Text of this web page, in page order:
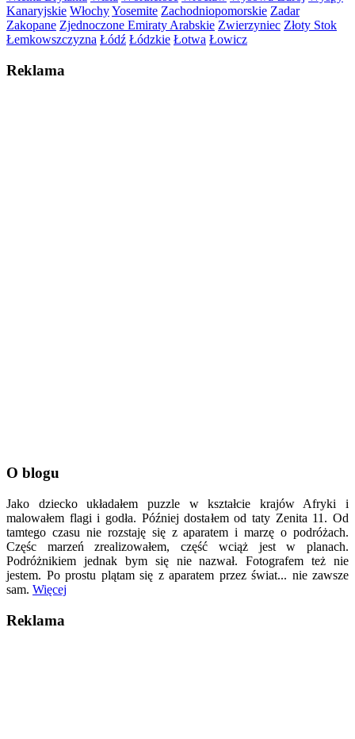
Kanaryjskie WłochyYosemite Zachodniopomorskie Zadar
Zakopane Zjednoczone Emiraty Arabskie Zwierzyniec Złoty Stok
Łemkowszczyzna Łódź Łódzkie Łotwa Łowicz
Reklama
O blogu
Jako dziecko układałem puzzle w kształcie krajów Afryki i
malowałem flagi i godła. Później dostałem od taty Zenita 11. Od
tamtego czasu nie rozstaję się z aparatem i marzę o podróżach.
Częśc marzeń zrealizowałem, część wciąż jest w planach.
Podróżnikiem jednak bym się nie nazwał. Fotografem też nie
jestem. Po prostu plątam się z aparatem przez świat... nie zawsze
sam. Więcej
Reklama